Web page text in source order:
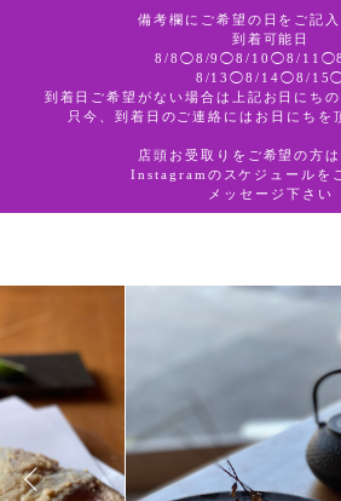
備考欄にご希望の日をご記
到着可能日
8/8◯8/9◯8/10◯8/
8/13◯8/14◯8/
到着日ご希望がない場合は上記お日にち
只今、到着日のご連絡にはお日にちを
店頭お受取りをご希望の方
Instagramのスケジュールを
メッセージ下さい
ototojet